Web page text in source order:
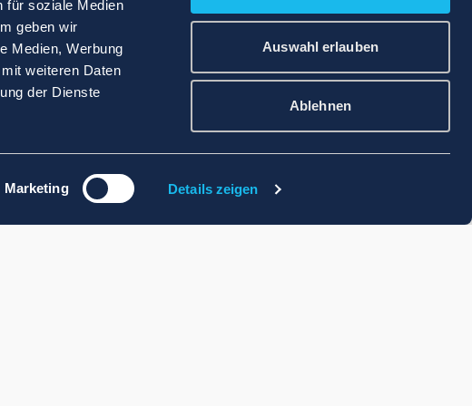
für soziale Medien
geben wir
Medien, Werbung
weiteren Daten
der Dienste
Marketing Details zeigen
Auswahl erlauben
Ablehnen